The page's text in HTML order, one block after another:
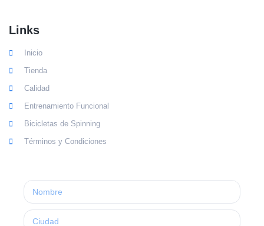
Links
Inicio
Tienda
Calidad
Entrenamiento Funcional
Bicicletas de Spinning
Términos y Condiciones